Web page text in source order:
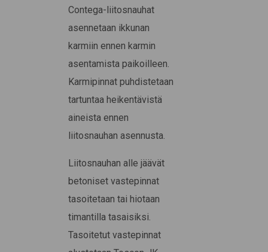
Contega-liitosnauhat
asennetaan ikkunan
karmiin ennen karmin
asentamista paikoilleen.
Karmipinnat puhdistetaan
tartuntaa heikentävistä
aineista ennen
liitosnauhan asennusta.
Liitosnauhan alle jäävät
betoniset vastepinnat
tasoitetaan tai hiotaan
timantilla tasaisiksi.
Tasoitetut vastepinnat